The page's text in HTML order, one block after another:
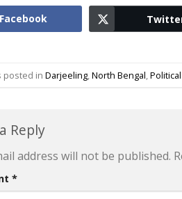
Facebook
posted in Darjeeling,North Bengal,
Reply
address will not be published.
*